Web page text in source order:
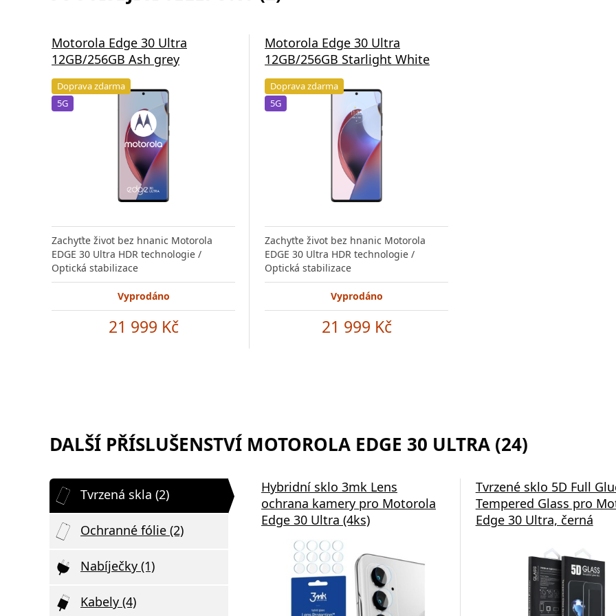
Motorola Edge 30 Ultra
12GB/256GB Ash grey
Doprava zdarma
5G
Zachyťte život bez hnanic Motorola
EDGE 30 Ultra HDR technologie /
Optická stabilizace
Vyprodáno
21 999 Kč
Motorola Edge 30 Ultra
12GB/256GB Starlight White
Doprava zdarma
5G
Zachyťte život bez hnanic Motorola
EDGE 30 Ultra HDR technologie /
Optická stabilizace
Vyprodáno
21 999 Kč
DALŠÍ PŘÍSLUŠENSTVÍ MOTOROLA EDGE 30 ULTRA (24)
Tvrzená skla (2)
Ochranné fólie (2)
Nabíječky (1)
Kabely (4)
Hybridní sklo 3mk Lens
ochrana kamery pro Motorola
Edge 30 Ultra (4ks)
Tvrzené sklo 5D Full
Tempered Glass pro
Edge 30 Ultra, černá